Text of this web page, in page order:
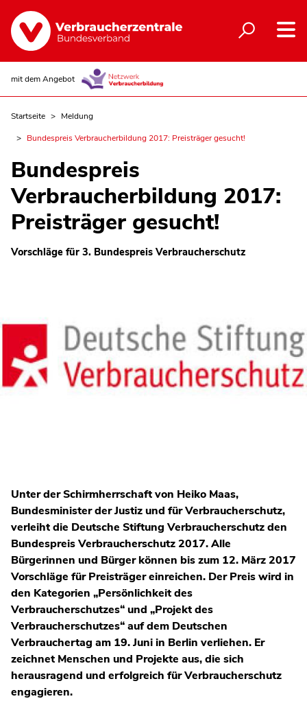
mit dem Angebot
Startseite
Meldung
Bundespreis Verbraucherbildung 2017: Preisträger gesucht!
Bundespreis
Verbraucherbildung 2017:
Preisträger gesucht!
Vorschläge für 3. Bundespreis Verbraucherschutz
Unter der Schirmherrschaft von Heiko Maas,
Bundesminister der Justiz und für Verbraucherschutz,
verleiht die Deutsche Stiftung Verbraucherschutz den
Bundespreis Verbraucherschutz 2017. Alle
Bürgerinnen und Bürger können bis zum 12. März 2017
Vorschläge für Preisträger einreichen. Der Preis wird in
den Kategorien „Persönlichkeit des
Verbraucherschutzes“ und „Projekt des
Verbraucherschutzes“ auf dem Deutschen
Verbrauchertag am 19. Juni in Berlin verliehen. Er
zeichnet Menschen und Projekte aus, die sich
herausragend und erfolgreich für Verbraucherschutz
engagieren.